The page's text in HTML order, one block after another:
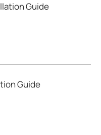
Guide
Guide